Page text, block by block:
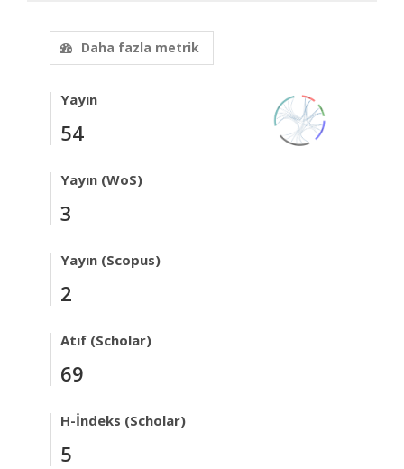
Daha fazla metrik
Yayın
54
Yayın (WoS)
3
Yayın (Scopus)
2
Atıf (Scholar)
69
H-İndeks (Scholar)
5